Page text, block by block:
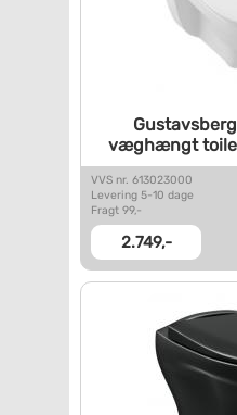
væghængt
VVS nr. 613023000
Levering 5-10 dage
Fragt 99,-
2.749,-